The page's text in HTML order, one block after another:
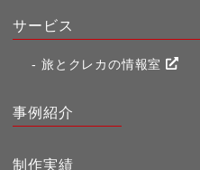
サービス
旅とクレカの情報室
事例紹介
制作実績